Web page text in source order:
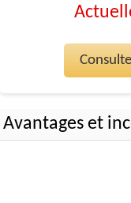
Avantages et